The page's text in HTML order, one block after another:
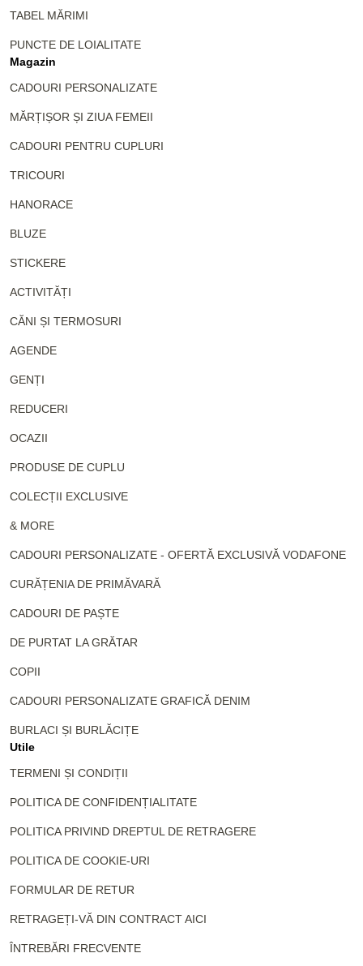
TABEL MĂRIMI
PUNCTE DE LOIALITATE
Magazin
CADOURI PERSONALIZATE
MĂRȚIȘOR ȘI ZIUA FEMEII
CADOURI PENTRU CUPLURI
TRICOURI
HANORACE
BLUZE
STICKERE
ACTIVITĂȚI
CĂNI ȘI TERMOSURI
AGENDE
GENȚI
REDUCERI
OCAZII
PRODUSE DE CUPLU
COLECȚII EXCLUSIVE
& MORE
CADOURI PERSONALIZATE - OFERTĂ EXCLUSIVĂ VODAFONE
CURĂȚENIA DE PRIMĂVARĂ
CADOURI DE PAȘTE
DE PURTAT LA GRĂTAR
COPII
CADOURI PERSONALIZATE GRAFICĂ DENIM
BURLACI ȘI BURLĂCIȚE
Utile
TERMENI ȘI CONDIȚII
POLITICA DE CONFIDENȚIALITATE
POLITICA PRIVIND DREPTUL DE RETRAGERE
POLITICA DE COOKIE-URI
FORMULAR DE RETUR
RETRAGEȚI-VĂ DIN CONTRACT AICI
ÎNTREBĂRI FRECVENTE